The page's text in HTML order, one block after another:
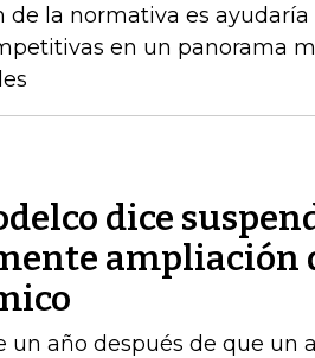
de la normativa es ayudaría
en un panorama
dice
ampliación
un año después de que un